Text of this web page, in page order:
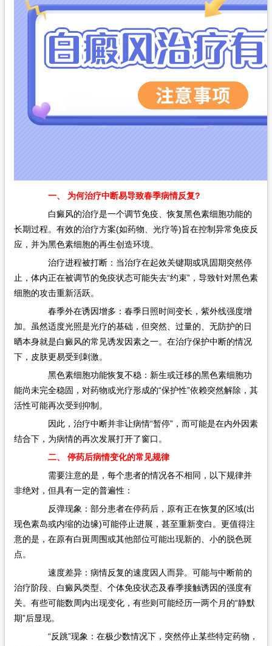
一、 为何治疗中断易导致春季病情反复?
白癜风的治疗是一个调节免疫、恢复黑色素细胞功能的
长期过程。有效的治疗方案(如药物、光疗等)旨在控制异常免疫反
应，并为黑色素细胞的再生创造环境。
治疗进程被打断：当治疗在起效关键期或巩固期突然停
止，体内正在被调节的免疫状态可能失去“约束”，导致针对黑色素
细胞的攻击重新活跃。
春季外在诱因增多：春季日照时间变长，紫外线强度增
加。虽然适度光照是光疗的基础，但突然、过量的、无防护的日
晒本身就是白癜风的常见诱发因素之一。在治疗保护中断的情况
下，皮肤更易受到刺激。
黑色素细胞功能恢复不稳：新生或迁移的黑色素细胞功
能尚未完全稳固，对药物或光疗形成的“保护性”依赖突然解除，其
活性可能再次受到抑制。
因此，治疗中断并非让病情“暂停”，而可能是在内外因素
结合下，为病情的再次发展打开了窗口。
二、 停药后病情变化的常见规律
需要注意的是，每个患者的情况各不相同，以下规律并
非绝对，但具有一定的普遍性：
反弹现象：部分患者在停药后，原有正在恢复的区域(出
现色素岛或内缩的边缘)可能停止进展，甚至重新变白。更值得注
意的是，在原有白斑周围或其他部位可能出现新的、小的脱色斑
点。
速度差异：病情反复的速度因人而异。可能与中断前的
治疗阶段、白癜风类型、个体免疫状态及春季接触诱因的强度有
关。有些可能数周内出现变化，有些则可能经历一两个月的“静默
期”后显现。
“反跳”现象：在极少数情况下，突然停止某些特定药物，